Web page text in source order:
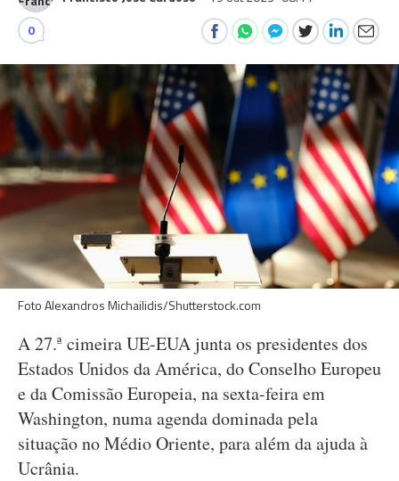
0
Foto Alexandros Michailidis/Shutterstock.com
A 27.ª cimeira UE-EUA junta os presidentes dos
Estados Unidos da América, do Conselho Europeu
e da Comissão Europeia, na sexta-feira em
Washington, numa agenda dominada pela
situação no Médio Oriente, para além da ajuda à
Ucrânia.